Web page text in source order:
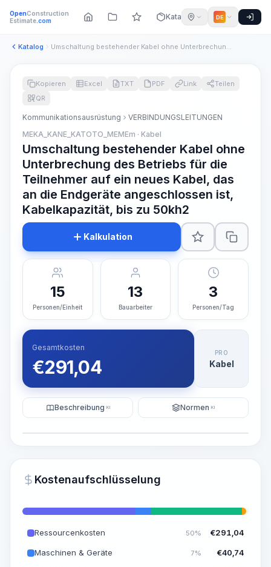
OpenConstruction
Estimate.com Katalog DE
Katalog Umschaltung bestehender Kabel ohne Unterbrechung des Betrieb...
~15-30 Sek.
Kopieren Excel TXT PDF Link
Teilen
QR
Kommunikationsausrüstung
VERBINDUNGSLEITUNGEN
MEKA_KANE_KATOTO_MEMEm · Kabel
Umschaltung bestehender Kabel ohne
Unterbrechung des Betriebs für die
Teilnehmer auf ein neues Kabel, das
an die Endgeräte angeschlossen ist,
Kabelkapazität, bis zu 50kh2
Kalkulation
15
Personen/Einheit
13
Bauarbeiter
3
Personen/Tag
Gesamtkosten
€291,04
PRO
Kabel
Beschreibung KI Normen KI
Kostenaufschlüsselung
Ressourcenkosten 50% €291,04
Maschinen & Geräte 7% €40,74